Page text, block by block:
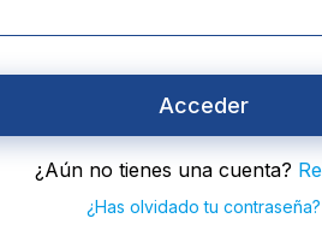
Acceder
¿Aún no tienes una cuenta?
¿Has olvidado tu contraseña?